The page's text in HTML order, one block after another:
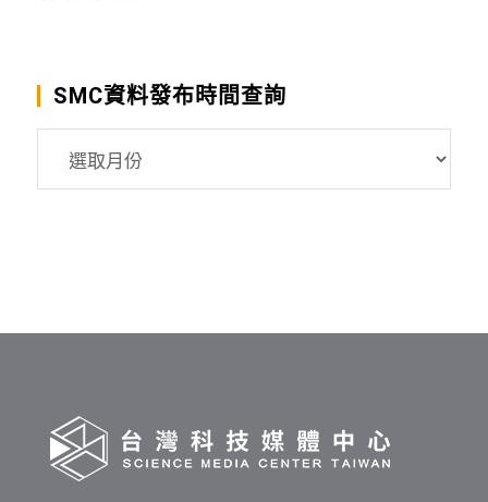
SMC資料發布時間查詢